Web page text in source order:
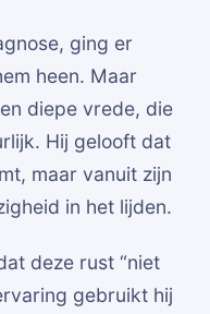
ging er
heen. Maar
diepe vrede, die
Hij gelooft dat
maar vanuit zijn
in het lijden.
deze rust “niet
gebruikt hij